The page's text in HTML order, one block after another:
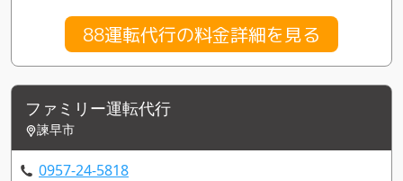
88運転代行の料金詳細を見る
ファミリー運転代行
諫早市
0957-24-5818